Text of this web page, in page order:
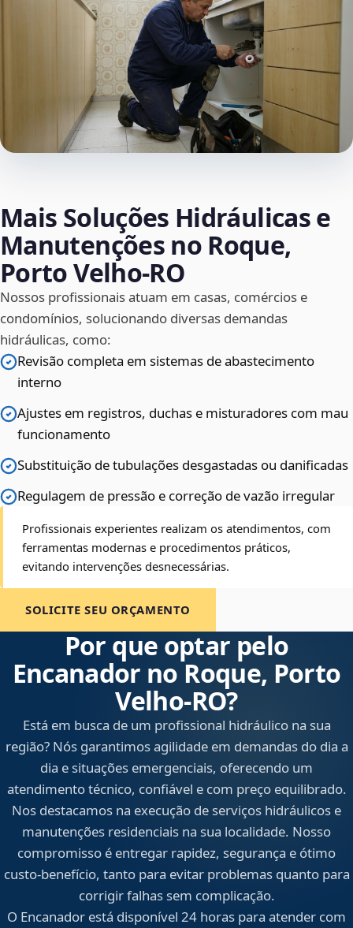
Mais Soluções Hidráulicas e
Manutenções no Roque,
Porto Velho‑RO
Nossos profissionais atuam em casas, comércios e
condomínios, solucionando diversas demandas
hidráulicas, como:
Revisão completa em sistemas de abastecimento
interno
Ajustes em registros, duchas e misturadores com mau
funcionamento
Substituição de tubulações desgastadas ou danificadas
Regulagem de pressão e correção de vazão irregular
Profissionais experientes realizam os atendimentos, com
ferramentas modernas e procedimentos práticos,
evitando intervenções desnecessárias.
SOLICITE SEU ORÇAMENTO
Por que optar pelo
Encanador no Roque, Porto
Velho‑RO?
Está em busca de um profissional hidráulico na sua
região? Nós garantimos agilidade em demandas do dia a
dia e situações emergenciais, oferecendo um
atendimento técnico, confiável e com preço equilibrado.
Nos destacamos na execução de serviços hidráulicos e
manutenções residenciais na sua localidade. Nosso
compromisso é entregar rapidez, segurança e ótimo
custo-benefício, tanto para evitar problemas quanto para
corrigir falhas sem complicação.
O Encanador está disponível 24 horas para atender com